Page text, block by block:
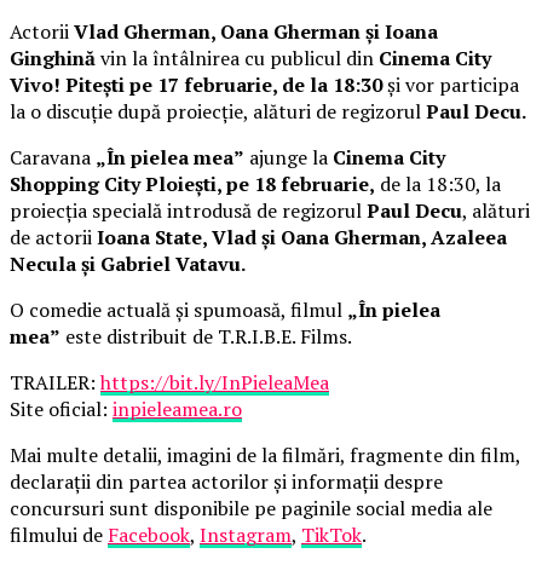
ActoriiVlad Gherman, Oana Gherman și Ioana
Ginghinăvin la întâlnirea cu publicul din Cinema City
Vivo! Pitești pe 17 februarie, de la 18:30și vor participa
la o discuție după proiecție, alături de regizorulPaul Decu.
Caravana „În pielea mea” ajunge la Cinema City
Shopping City Ploiești, pe 18 februarie, de la 18:30, la
proiecția specială introdusă de regizorulPaul Decu, alături
de actoriiIoana State, Vlad și Oana Gherman, Azaleea
Necula și Gabriel Vatavu.
O comedie actuală și spumoasă, filmul „În pielea
mea” este distribuit de T.R.I.B.E. Films.
TRAILER:https://bit.ly/InPieleaMea
Site oficial: inpieleamea.ro
Mai multe detalii, imagini de la filmări, fragmente din film,
declarații din partea actorilor și informații despre
concursuri sunt disponibile pe paginile social media ale
filmului de Facebook, Instagram, TikTok.